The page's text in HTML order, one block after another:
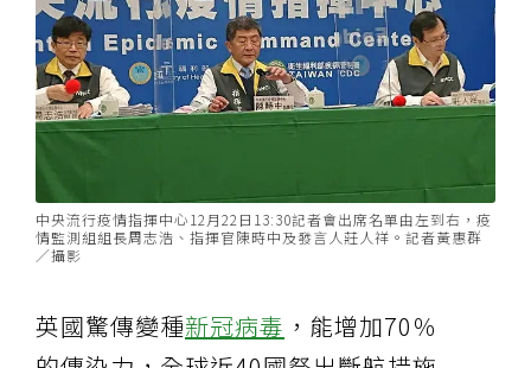
中央流行疫情指揮中心12月22日13:30記者會出席名單由左到右，疫
情監測組組長周志浩、指揮官陳時中及發言人莊人祥。記者黃惠群
／攝影
英國驚傳變種新冠病毒 ，能增加70％